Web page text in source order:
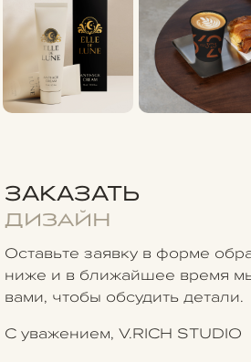
ЗАКАЗАТЬ
ДИЗАЙН
Оставьте заявку в форме
ниже и в ближайшее время
вами, чтобы обсудить детали.
С уважением, V.RICH STUDIO